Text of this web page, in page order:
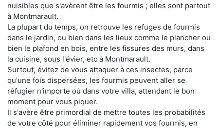
nuisibles que s'avèrent être les fourmis ; elles sont partout
à Montmarault.
La plupart du temps, on retrouve les refuges de fourmis
dans le jardin, ou bien dans les lieux comme le plancher ou
bien le plafond en bois, entre les fissures des murs, dans
la cuisine, sous l'évier, etc à Montmarault.
Surtout, évitez de vous attaquer à ces insectes, parce
qu'une fois dispersées, les fourmis peuvent aller se
réfugier n'importe où dans votre villa, attendant le bon
moment pour vous piquer.
Il s'avère être primordial de mettre toutes les probabilités
de votre côté pour éliminer rapidement vos fourmis, en